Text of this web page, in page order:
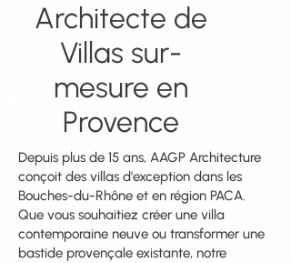
Architecte de
Villas sur-
mesure en
Provence
Depuis plus de 15 ans, AAGP Architecture
conçoit des villas d'exception dans les
Bouches-du-Rhône et en région PACA.
Que vous souhaitiez créer une villa
contemporaine neuve ou transformer une
bastide provençale existante, notre